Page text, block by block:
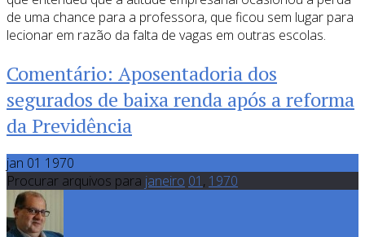
de uma chance para a professora, que ficou sem lugar para
lecionar em razão da falta de vagas em outras escolas.
Comentário: Aposentadoria dos
segurados de baixa renda após a reforma
da Previdência
jan 01 1970
Procurar arquivos para janeiro 01 , 1970